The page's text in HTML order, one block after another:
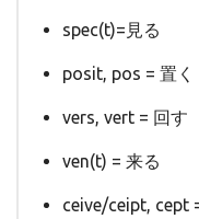
spec(t)=見る
posit, pos = 置く
vers, vert = 回す
ven(t) = 来る
ceive/ceipt, cept